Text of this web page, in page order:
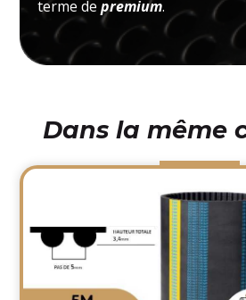
terme depremium.
Dans la même